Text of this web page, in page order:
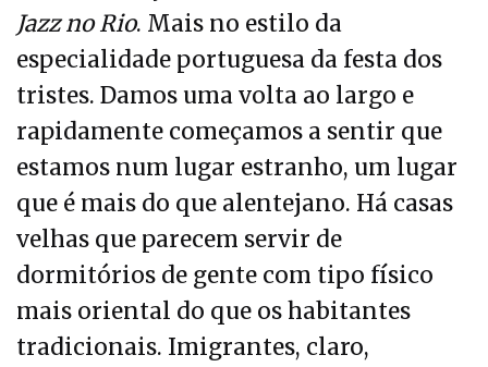
Jazz no Rio. Mais no estilo da
especialidade portuguesa da festa dos
tristes. Damos uma volta ao largo e
rapidamente começamos a sentir que
estamos num lugar estranho, um lugar
que é mais do que alentejano. Há casas
velhas que parecem servir de
dormitórios de gente com tipo físico
mais oriental do que os habitantes
tradicionais. Imigrantes, claro,